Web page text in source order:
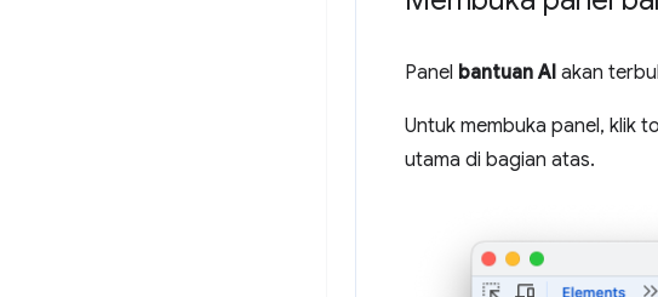
Panel bantuan AI akan
Untuk membuka panel, klik
utama di bagian atas.